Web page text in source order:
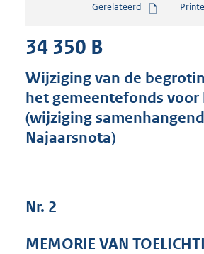
s
d
s
g
r
3
Gerelateerd
34 350 B
Wijziging van de
het gemeentefonds voor
(wijziging
Najaarsnota)
Nr. 2
MEMORIE VAN